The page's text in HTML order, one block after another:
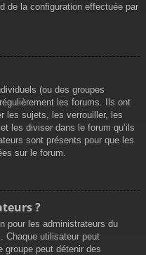
de la configuration effectuée par
(ou des groupes
les forums. Ils ont
les sujets, les verrouiller, les
les diviser dans le forum qu’ils
sont présents pour que les
sur le forum.
?
pour les administrateurs du
Chaque utilisateur peut
groupe peut détenir des